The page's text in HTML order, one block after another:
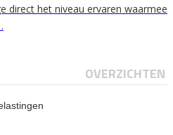
direct het niveau ervaren waarmee
OVERZICHTEN